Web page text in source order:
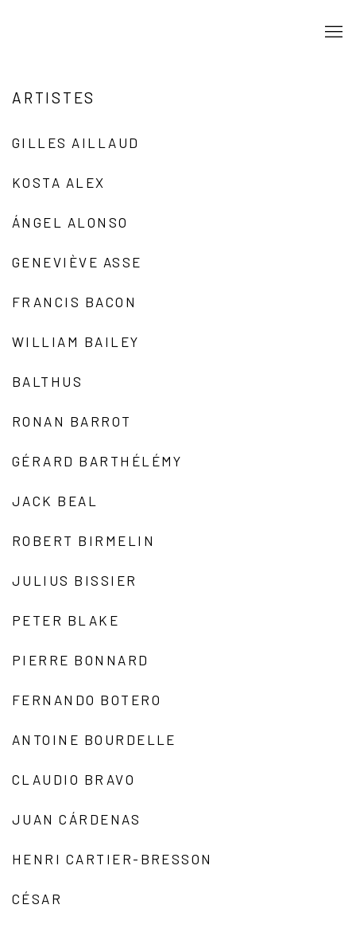
ARTISTES
GILLES AILLAUD
KOSTA ALEX
ÁNGEL ALONSO
GENEVIÈVE ASSE
FRANCIS BACON
WILLIAM BAILEY
BALTHUS
RONAN BARROT
GÉRARD BARTHÉLÉMY
JACK BEAL
ROBERT BIRMELIN
JULIUS BISSIER
PETER BLAKE
PIERRE BONNARD
FERNANDO BOTERO
ANTOINE BOURDELLE
CLAUDIO BRAVO
JUAN CÁRDENAS
HENRI CARTIER-BRESSON
CÉSAR